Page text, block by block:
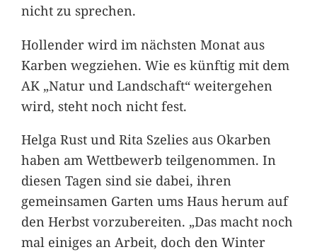
nicht zu sprechen.
Hollender wird im nächsten Monat aus
Karben wegziehen. Wie es künftig mit dem
AK „Natur und Landschaft“ weitergehen
wird, steht noch nicht fest.
Helga Rust und Rita Szelies aus Okarben
haben am Wettbewerb teilgenommen. In
diesen Tagen sind sie dabei, ihren
gemeinsamen Garten ums Haus herum auf
den Herbst vorzubereiten. „Das macht noch
mal einiges an Arbeit, doch den Winter